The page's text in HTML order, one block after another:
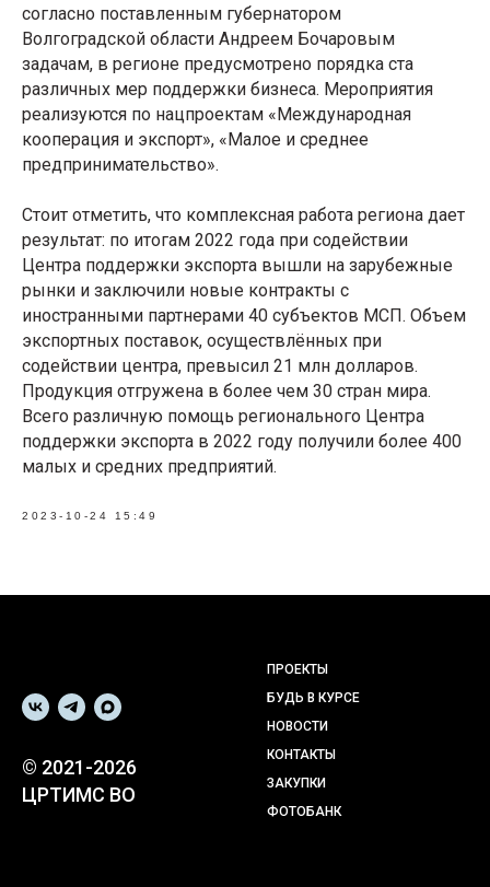
согласно поставленным губернатором
Волгоградской области Андреем Бочаровым
задачам, в регионе предусмотрено порядка ста
различных мер поддержки бизнеса. Мероприятия
реализуются по нацпроектам «Международная
кооперация и экспорт», «Малое и среднее
предпринимательство».
Стоит отметить, что комплексная работа региона дает
результат: по итогам 2022 года при содействии
Центра поддержки экспорта вышли на зарубежные
рынки и заключили новые контракты с
иностранными партнерами 40 субъектов МСП. Объем
экспортных поставок, осуществлённых при
содействии центра, превысил 21 млн долларов.
Продукция отгружена в более чем 30 стран мира.
Всего различную помощь регионального Центра
поддержки экспорта в 2022 году получили более 400
малых и средних предприятий.
2023-10-24 15:49
© 2021-2026
ЦРТИМС ВО
ПРОЕКТЫ
БУДЬ В КУРСЕ
НОВОСТИ
КОНТАКТЫ
ЗАКУПКИ
ФОТОБАНК